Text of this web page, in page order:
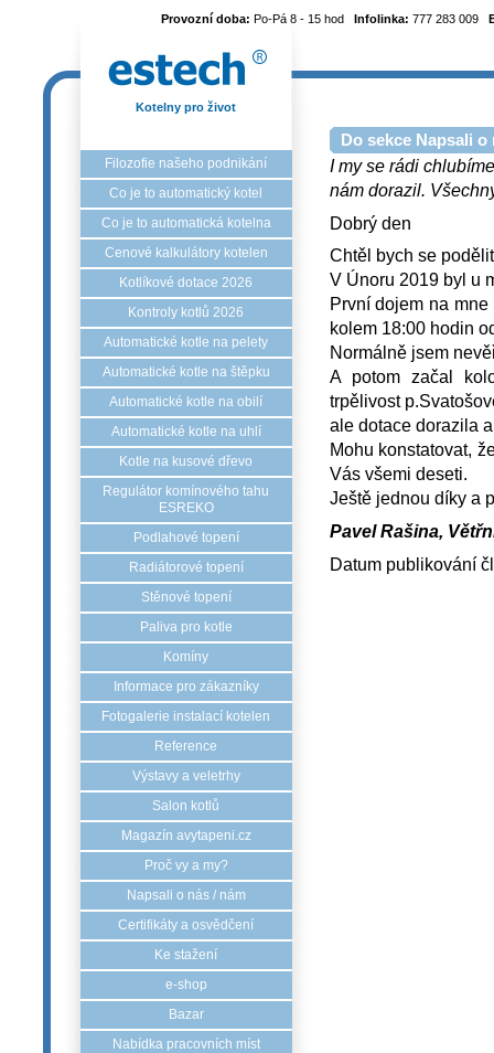
Provozní doba: Po-Pá 8 - 15 hod Infolinka: 777 283 009
Kotelny pro život
Filozofie našeho podnikání
Co je to automatický kotel
Co je to automatická kotelna
Cenové kalkulátory kotelen
Kotlíkové dotace 2026
Kontroly kotlů 2026
Automatické kotle na pelety
Automatické kotle na štěpku
Automatické kotle na obilí
Automatické kotle na uhlí
Kotle na kusové dřevo
Regulátor komínového tahu
ESREKO
Podlahové topení
Radiátorové topení
Stěnové topení
Paliva pro kotle
Komíny
Informace pro zákazníky
Fotogalerie instalací kotelen
Reference
Výstavy a veletrhy
Salon kotlů
Magazín avytapeni.cz
Proč vy a my?
Napsali o nás / nám
Certifikáty a osvědčení
Ke stažení
e-shop
Bazar
Nabídka pracovních míst
Do sekce Napsali
I my se rádi
nám dorazil.
Dobrý den
Chtěl bych se
V Únoru 2019 byl u
První dojem na
kolem 18:00 hodin
Normálně jsem
A potom začal
trpělivost
ale dotace dorazila
Mohu konstatovat,
Vás všemi deseti.
Ještě jednou díky a
Pavel Rašina,
Datum publikování